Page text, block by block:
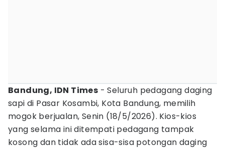
Bandung, IDN Times - Seluruh pedagang daging
sapi di Pasar Kosambi, Kota Bandung, memilih
mogok berjualan, Senin (18/5/2026). Kios-kios
yang selama ini ditempati pedagang tampak
kosong dan tidak ada sisa-sisa potongan daging